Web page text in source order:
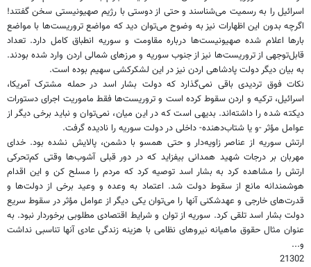
اسرائیل را به رسمیت می‌شناسند و حتی از دوستی با رژیم صهیونیستی سخن گفتند!
اگرچه بدون این اظهارات نیز به وضوح می‌توان دید که مواضع تروریست‌ها با مواضع
بارها اعلام شده صهیونیست‌ها درباره مقاومت و سوریه انطباق کامل دارد. تعداد
قابل‌توجهی از تروریست‌ها نیز از جنوب سوریه و مرزهای شمالی اردن وارد شده بودند.
به بیان دیگر دولت پادشاهی اردن نیز در این لشکرکشی سهیم بوده است.
نکات فوق تردیدی باقی نمی‌گذارد که دولت بشار اسد در حمله مشترک آمریکا،
اسرائیل، ترکیه و اردن سقوط کرده است و تروریست‌ها فقط ماموریت اجرای دستورات
دیکته شده را داشته‌اند. بدیهی است که در این میان، نمی‌توان و نباید برخی دیگر از
عوامل مؤثر -و یا شتاب‌دهنده- داخلی در دولت سوریه را نادیده گرفت.
ارتش سوریه از عناصر زاویه‌دار و حتی همسو با دشمن، پالایش نشده بود. خدای
مهربان بر درجات شهید همدانی بیفزاید که در دور قبلی آشوب‌ها وقتی کم‌تحرکی
ارتش را مشاهده کرد به بشار اسد توصیه کرد که مردم را مسلح کن و این اقدام
هوشمندانه مانع از سقوط دولت شد. اعتماد به وعده و وعید برخی از دولت‌ها و
قدرت‌های خارجی و عهدشکنی آنها را می‌توان یکی دیگر از عوامل مؤثر در سقوط سریع
دولت بشار اسد تلقی کرد. سوریه از توان و شرایط اقتصادی مطلوبی برخوردار نبود. به
عنوان مثال حقوق ماهیانه نیروهای نظامی با هزینه زندگی عادی آنها تناسبی نداشت
و...
21302